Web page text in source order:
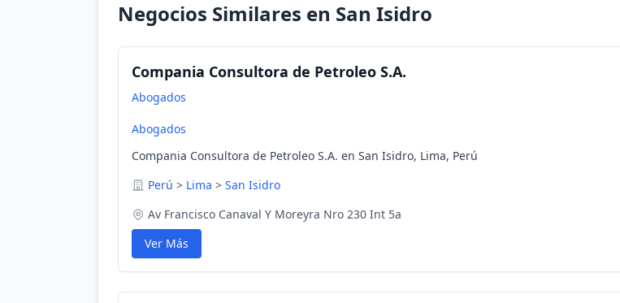
Negocios Similares en San Isidro
Compania Consultora de Petroleo S.A.
Abogados
Abogados
Compania Consultora de Petroleo S.A. en San Isidro, Lima, Perú
Perú > Lima > San Isidro
Av Francisco Canaval Y Moreyra Nro 230 Int 5a
Ver Más